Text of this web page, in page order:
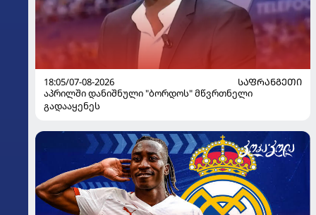
18:05/07-08-2026
ᲡᲐᲤᲠᲐᲜᲒᲔᲗᲘ
აპრილში დანიშნული "ბორდოს" მწვრთნელი
გადააყენეს